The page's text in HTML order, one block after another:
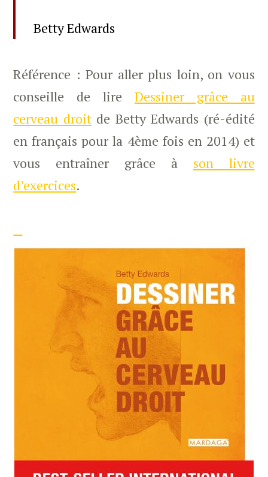
Betty Edwards
Référence : Pour aller plus loin, on vous
conseille de lire Dessiner grâce au
cerveau droitde Betty Edwards (ré-édité
en français pour la 4ème fois en 2014) et
vous entraîner grâce à son livre
d’exercices.